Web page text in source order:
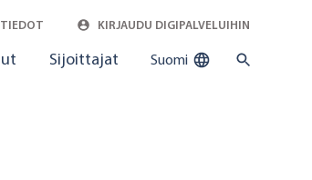
KIRJAUDU DIGIPALVELUIHIN
Sijoittajat Suomi